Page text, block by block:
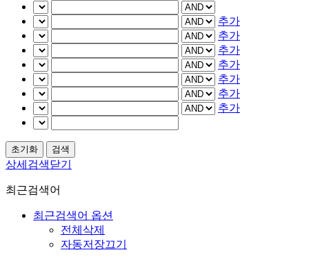
추가
추가
추가
추가
추가
추가
추가
상세검색닫기
최근검색어
최근검색어 옵션
전체삭제
자동저장끄기